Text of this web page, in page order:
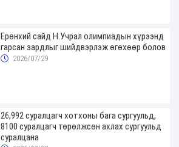
Ерөнхий сайд Н.Учрал олимпиадын хүрээнд
гарсан зардлыг шийдвэрлэж өгөхөөр болов
2026/07/29
26,992 суралцагч хотхоны бага сургуульд,
8100 суралцагч төрөлжсөн ахлах сургуульд
суралцана